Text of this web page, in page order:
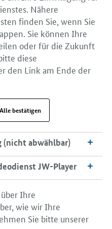
Nähere
finden Sie, wenn Sie
Sie können Ihre
oder für die Zukunft
diese
den Link am Ende der
Alle bestätigen
abwählbar)
(nicht abwählbar)
JW-Player
JW-Player
Ihre
wie wir Ihre
Sie bitte unserer